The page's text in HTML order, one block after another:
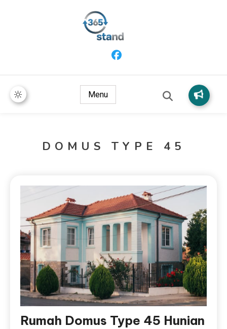
Menu
DOMUS TYPE 45
Rumah Domus Type 45 Hunian